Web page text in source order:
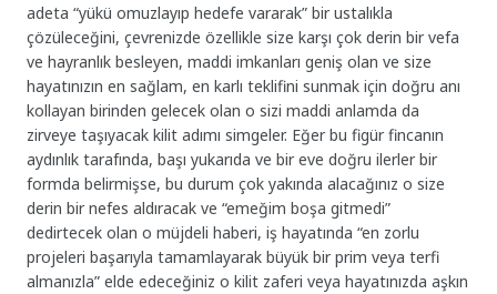
adeta “yükü omuzlayıp hedefe vararak” bir ustalıkla
çözüleceğini, çevrenizde özellikle size karşı çok derin bir vefa
ve hayranlık besleyen, maddi imkanları geniş olan ve size
hayatınızın en sağlam, en karlı teklifini sunmak için doğru anı
kollayan birinden gelecek olan o sizi maddi anlamda da
zirveye taşıyacak kilit adımı simgeler. Eğer bu figür fincanın
aydınlık tarafında, başı yukarıda ve bir eve doğru ilerler bir
formda belirmişse, bu durum çok yakında alacağınız o size
derin bir nefes aldıracak ve “emeğim boşa gitmedi”
dedirtecek olan o müjdeli haberi, iş hayatında “en zorlu
projeleri başarıyla tamamlayarak büyük bir prim veya terfi
almanızla” elde edeceğiniz o kilit zaferi veya hayatınızda aşkın